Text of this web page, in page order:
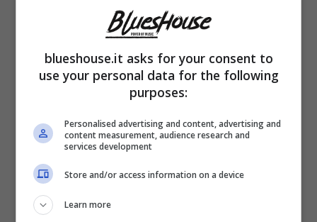
Il capolavoro segreto che Brad Pitt
non ha mai smesso di difendere
1
blueshouse.it asks for your consent to
use your personal data for the following
purposes:
Personalised advertising and content, advertising and
content measurement, audience research and
services development
Store and/or access information on a device
Learn more